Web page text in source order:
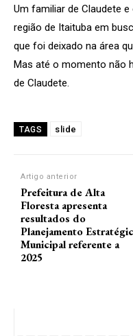
Um familiar de Claudete
região de Itaituba em
que foi deixado na área
Mas até o momento não
de Claudete.
TAGS slide
Artigo anterior
Prefeitura de Alta
Floresta apresenta
resultados do
Planejamento
Municipal referente a
2025